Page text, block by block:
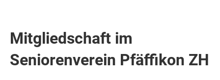
Mitgliedschaft im
Seniorenverein Pfäffikon ZH